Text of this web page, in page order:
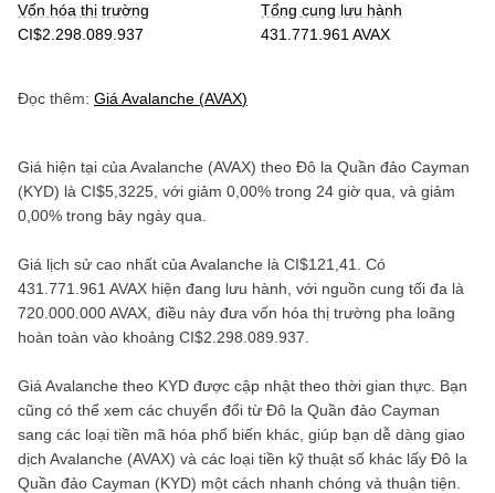
Vốn hóa thị trường
CI$2.298.089.937
Tổng cung lưu hành
431.771.961 AVAX
Đọc thêm: Giá Avalanche (AVAX)
Giá hiện tại của Avalanche (AVAX) theo Đô la Quần đảo Cayman
(KYD) là CI$5,3225 , với giảm 0,00% trong 24 giờ qua, và giảm
0,00% trong bảy ngày qua.
Giá lịch sử cao nhất của Avalanche là CI$121,41
. Có
431.771.961 AVAX hiện đang lưu hành, với nguồn cung tối đa là
720.000.000 AVAX , điều này đưa vốn hóa thị trường pha loãng
hoàn toàn vào khoảng CI$2.298.089.937
Giá Avalanche theo KYD được cập nhật theo thời gian thực. Bạn
cũng có thể xem các chuyển đổi từ Đô la Quần đảo Cayman
sang các loại tiền mã hóa phổ biến khác, giúp bạn dễ dàng giao
dịch Avalanche (AVAX) và các loại tiền kỹ thuật số khác lấy Đô la
Quần đảo Cayman (KYD) một cách nhanh chóng và thuận tiện.